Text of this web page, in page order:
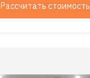
Рассчитать стоимость